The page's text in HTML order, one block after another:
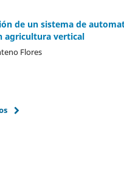
de un sistema de
agricultura vertical
Flores